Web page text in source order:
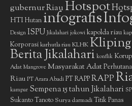
gubernur RiauHotspot
HTIHutan infografis
Design ISPU Jikalahari jokowi kapolda riau
Korporasikarhutla riauKLHK
Berita Jikalahari konflik
Adat Mangrove Masyarakat Adat
Riau PT Arara Abadi PT RAPPRAPP
kampar Sempena 15 tahun Jikalahari
Sukanto Tanoto Surya darmadiTitik Panas